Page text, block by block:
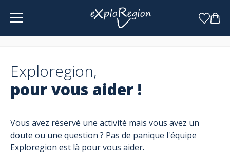
Panneau de gestion des cookies
Exploregion,
pour vous aider !
Vous avez réservé une activité mais vous avez un
doute ou une question ? Pas de panique l'équipe
Exploregion est là pour vous aider.